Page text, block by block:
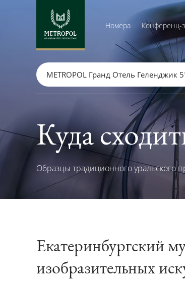
Номера Конференц-
METROPOL Гранд Отель Геленджик
Куда
Образцы традиционного уральского
Екатеринбургский
изобразительных